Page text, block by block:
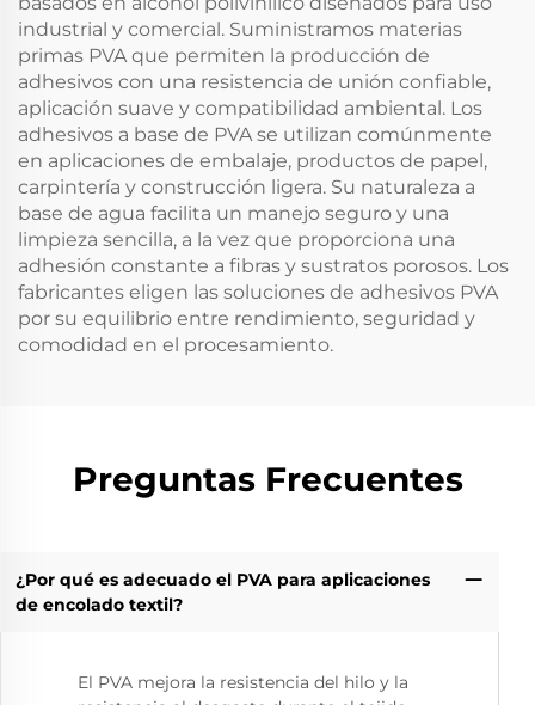
industrial y comercial. Suministramos materias
primas PVA que permiten la producción de
adhesivos con una resistencia de unión confiable,
aplicación suave y compatibilidad ambiental. Los
adhesivos a base de PVA se utilizan comúnmente
en aplicaciones de embalaje, productos de papel,
carpintería y construcción ligera. Su naturaleza a
base de agua facilita un manejo seguro y una
limpieza sencilla, a la vez que proporciona una
adhesión constante a fibras y sustratos porosos. Los
fabricantes eligen las soluciones de adhesivos PVA
por su equilibrio entre rendimiento, seguridad y
comodidad en el procesamiento.
Preguntas Frecuentes
¿Por qué es adecuado el PVA para aplicaciones
de encolado textil?
El PVA mejora la resistencia del hilo y la